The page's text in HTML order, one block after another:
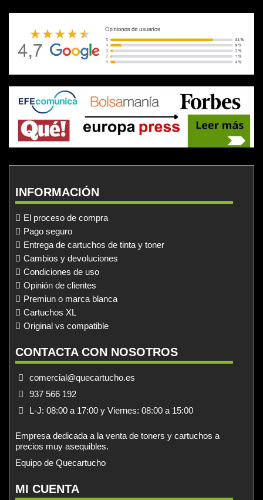
INFORMACIÓN
El proceso de compra
Pago seguro
Entrega de cartuchos de tinta y toner
Cambios y devoluciones
Condiciones de uso
Opinión de clientes
Premiun o marca blanca
Cartuchos XL
Original vs compatible
CONTACTA CON NOSOTROS
comercial@quecartucho.es
937 566 192
L-J: 08:00 a 17:00 y Viernes: 08:00 a 15:00
Empresa dedicada a la venta de toners y cartuchos a
precios muy asequibles.
Equipo de Quecartucho
MI CUENTA